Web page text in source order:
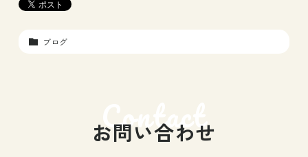
ブログ
お問い合わせ